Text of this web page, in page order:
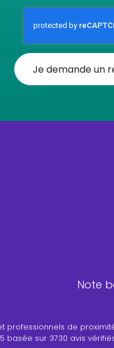
Je demande un
Note
professionnels de
basée sur 3730 avis